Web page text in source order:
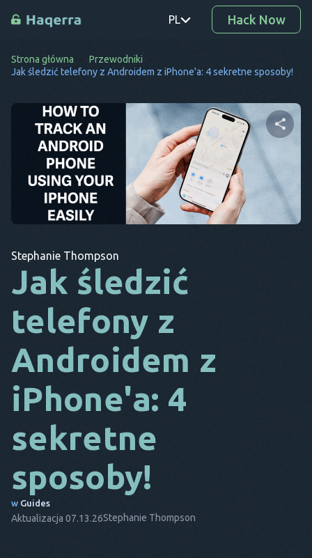
PL
PT
RO
DE
SV
KO
BG
TO
FR
NL
ON
Hack Now
Strona główna
Przewodniki
Jak śledzić telefony z Androidem z iPhone'a: 4 sekretne sposoby!
Udostępnij ten artykuł
Twitter Facebook
Stephanie Thompson
Jak śledzić
telefony z
Androidem z
iPhone'a: 4
sekretne
sposoby!
w Guides
Aktualizacja 07.13.26Stephanie Thompson